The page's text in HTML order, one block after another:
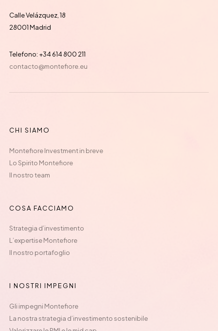
Calle Velázquez, 18
28001 Madrid
Telefono: +34 614 800 211
contacto@montefiore.eu
CHI SIAMO
Montefiore Investment in breve
Lo Spirito Montefiore
Il nostro team
COSA FACCIAMO
Strategia d’investimento
L’expertise Montefiore
Il nostro portafoglio
I NOSTRI IMPEGNI
Gli impegni Montefiore
La nostra strategia d’investimento sostenibile